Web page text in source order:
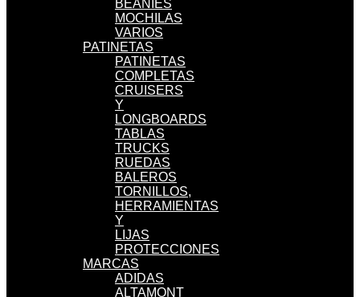
BEANIES
MOCHILAS
VARIOS
PATINETAS
PATINETAS
COMPLETAS
CRUISERS
Y
LONGBOARDS
TABLAS
TRUCKS
RUEDAS
BALEROS
TORNILLOS,
HERRAMIENTAS
Y
LIJAS
PROTECCIONES
MARCAS
ADIDAS
ALTAMONT